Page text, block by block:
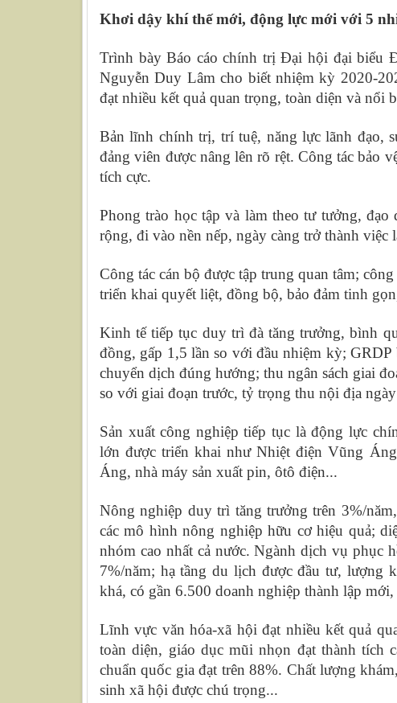
Khơi dậy khí thế mới, động lực mới với 5
Trình bày Báo cáo chính trị Đại hội đại
Nguyễn Duy Lâm cho biết nhiệm kỳ 2020-
đạt nhiều kết quả quan trọng, toàn diện và nổi
Bản lĩnh chính trị, trí tuệ, năng lực lãnh đạo,
đảng viên được nâng lên rõ rệt. Công tác bảo
tích cực.
Phong trào học tập và làm theo tư tưởng,
rộng, đi vào nền nếp, ngày càng trở thành
Công tác cán bộ được tập trung quan tâm;
triển khai quyết liệt, đồng bộ, bảo đảm tinh
Kinh tế tiếp tục duy trì đà tăng trưởng, bình
đồng, gấp 1,5 lần so với đầu nhiệm kỳ;
chuyển dịch đúng hướng; thu ngân sách giai
so với giai đoạn trước, tỷ trọng thu nội địa ngày
Sản xuất công nghiệp tiếp tục là động lực
lớn được triển khai như Nhiệt điện Vũng
Áng, nhà máy sản xuất pin, ôtô điện...
Nông nghiệp duy trì tăng trưởng trên 3%/
các mô hình nông nghiệp hữu cơ hiệu quả;
nhóm cao nhất cả nước. Ngành dịch vụ phục
7%/năm; hạ tầng du lịch được đầu tư, lượng
khá, có gần 6.500 doanh nghiệp thành lập
Lĩnh vực văn hóa-xã hội đạt nhiều kết quả
toàn diện, giáo dục mũi nhọn đạt thành tích
chuẩn quốc gia đạt trên 88%. Chất lượng
sinh xã hội được chú trọng...